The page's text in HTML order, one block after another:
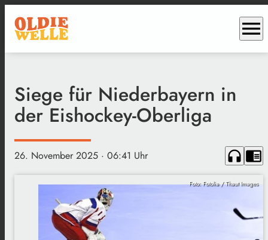
menu
Siege für Niederbayern in
der Eishockey-Oberliga
26. November 2025 · 06:41 Uhr headphones chrome_reader_mode
Foto: Fotolia / Thaut Images